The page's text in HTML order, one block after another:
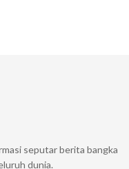
seputar berita bangka
dunia.